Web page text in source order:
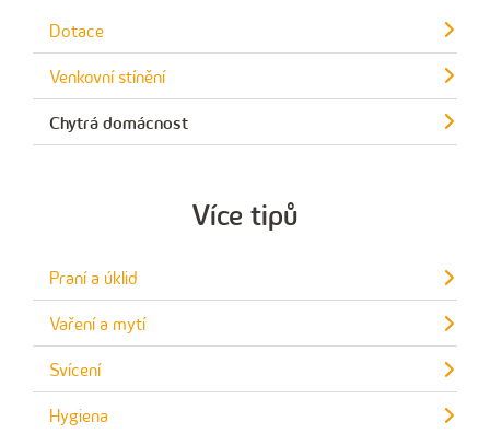
Dotace
Venkovní stínění
Chytrá domácnost
Více tipů
Praní a úklid
Vaření a mytí
Svícení
Hygiena